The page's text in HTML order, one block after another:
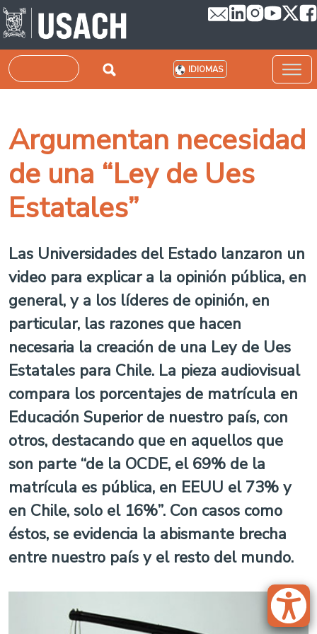
Pasar al contenido principal
Buscar IDIOMAS
Argumentan necesidad
de una “Ley de Ues
Estatales”
Las Universidades del Estado lanzaron un
video para explicar a la opinión pública, en
general, y a los líderes de opinión, en
particular, las razones que hacen
necesaria la creación de una Ley de Ues
Estatales para Chile. La pieza audiovisual
compara los porcentajes de matrícula en
Educación Superior de nuestro país, con
otros, destacando que en aquellos que
son parte “de la OCDE, el 69% de la
matrícula es pública, en EEUU el 73% y
en Chile, solo el 16%”. Con casos como
éstos, se evidencia la abismante brecha
entre nuestro país y el resto del mundo.